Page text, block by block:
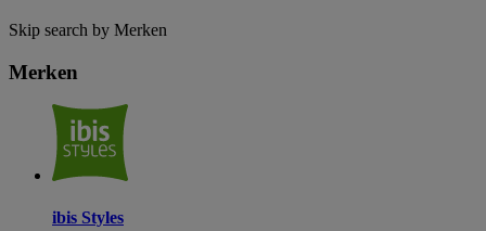
Skip search by Merken
Merken
ibis Styles